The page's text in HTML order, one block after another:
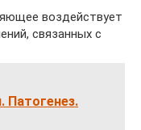
воздействует
связанных с
Патогенез.